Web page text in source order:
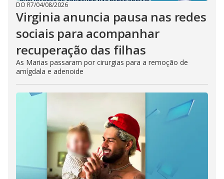
DO R7/04/08/2026
Virginia anuncia pausa nas redes
sociais para acompanhar
recuperação das filhas
As Marias passaram por cirurgias para a remoção de
amígdala e adenoide